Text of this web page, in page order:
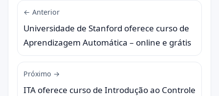
← Anterior
Universidade de Stanford oferece curso de
Aprendizagem Automática – online e grátis
Próximo →
ITA oferece curso de Introdução ao Controle